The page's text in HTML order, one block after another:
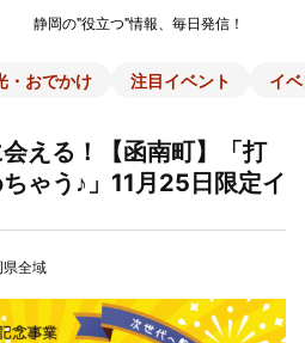
静岡の"役立つ"情報、毎日発信！
・おでかけ 注目イベント イ
える！【函南町】「打
ゃう♪」11月25日限定イ
県全域